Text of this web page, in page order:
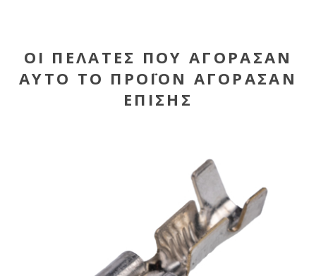
ΟΙ ΠΕΛΆΤΕΣ ΠΟΥ ΑΓΌΡΑΣΑΝ
ΑΥΤΌ ΤΟ ΠΡΟΪΌΝ ΑΓΌΡΑΣΑΝ
ΕΠΊΣΗΣ